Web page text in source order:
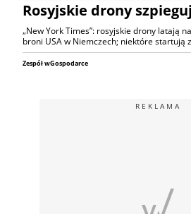
Rosyjskie drony
„New York Times”: rosyjskie drony latają
broni USA w Niemczech; niektóre startują
Zespół wGospodarce
REKLAMA